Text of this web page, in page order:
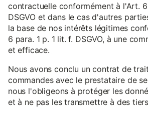
contractuelle conformément à l'Art. 6
DSGVO et dans le cas d'autres
la base de nos intérêts légitimes
6 para. 1 p. 1 lit. f. DSGVO, à une
et efficace.
Nous avons conclu un contrat de
commandes avec le prestataire de
nous l'obligeons à protéger les
et à ne pas les transmettre à des